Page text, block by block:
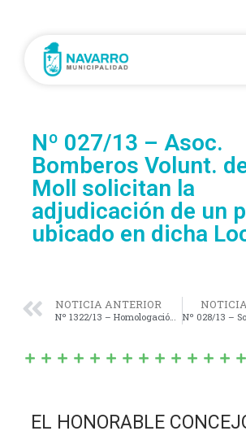
Nº 027/13 – Asoc.
Bomberos Volunt.
Moll solicitan la
adjudicación de un
ubicado en dicha
NOTICIA ANTERIOR
Nº 1322/13 – Homologación del Nuevo Listado de Adjudic. de Viv. en el marco del «Plan Compartir Policía»
EL HONORABLE